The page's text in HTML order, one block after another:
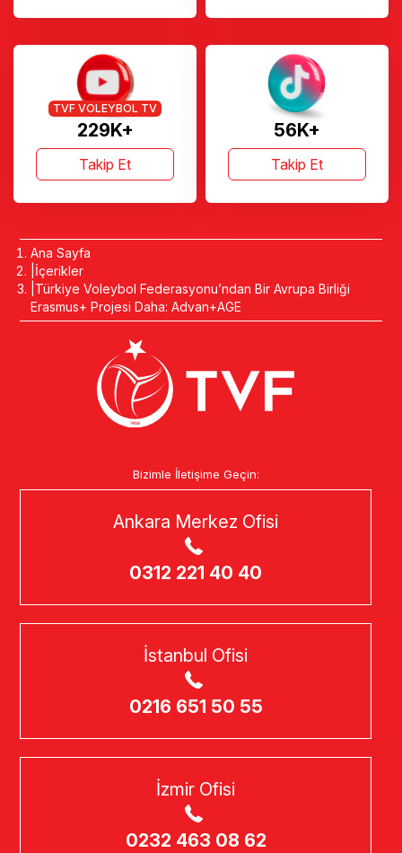
229K+
TVF VOLEYBOL TV
Takip Et
56K+
Takip Et
Ana Sayfa
İçerikler
Türkiye Voleybol Federasyonu’ndan Bir Avrupa Birliği
Erasmus+ Projesi Daha: Advan+AGE
Bizimle İletişime Geçin:
Ankara Merkez Ofisi
0312 221 40 40
İstanbul Ofisi
0216 651 50 55
İzmir Ofisi
0232 463 08 62